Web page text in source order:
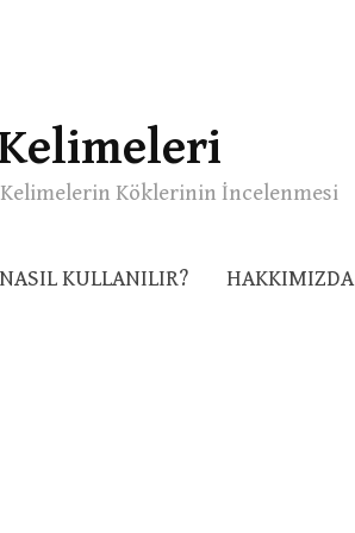
Kelimelerin Köklerinin İncelenmesi
NASIL KULLANILIR? HAKKIMIZDA